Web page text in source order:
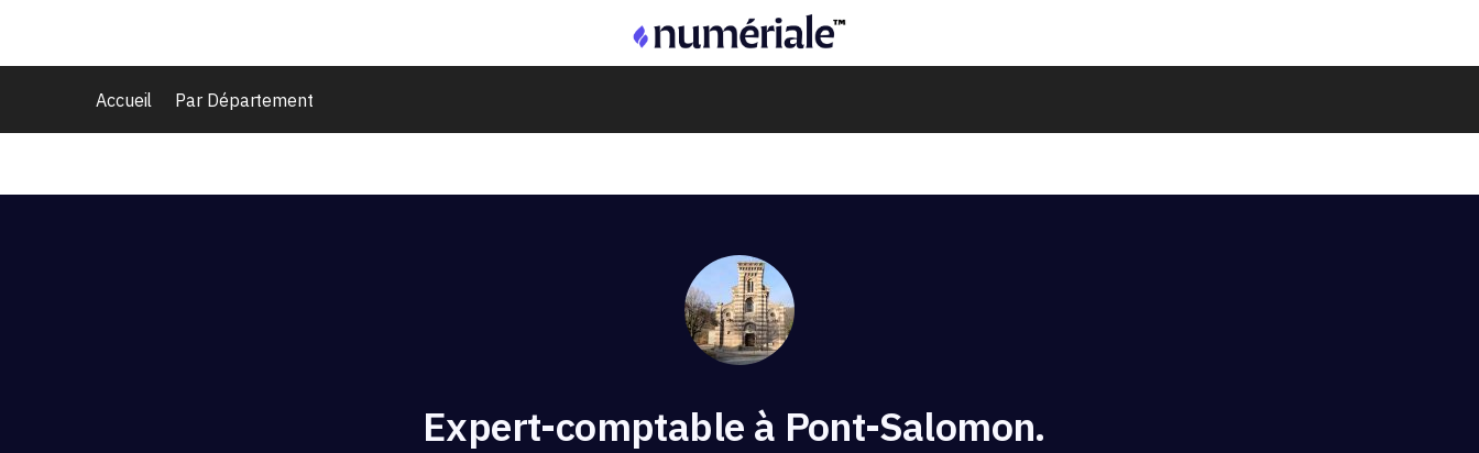
Accueil Par Département
Expert-comptable à Pont-Salomon.